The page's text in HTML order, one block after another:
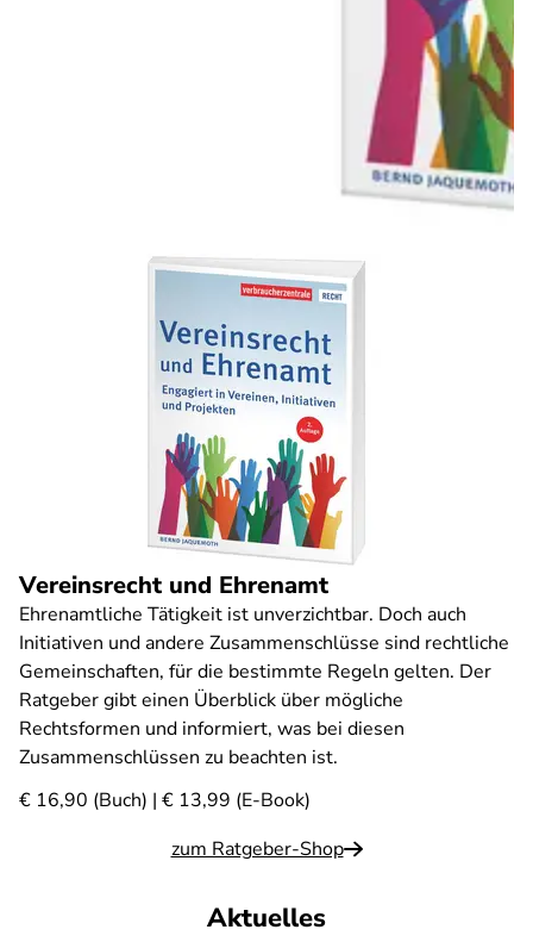
Vereinsrecht und Ehrenamt
Ehrenamtliche Tätigkeit ist unverzichtbar. Doch auch
Initiativen und andere Zusammenschlüsse sind rechtliche
Gemeinschaften, für die bestimmte Regeln gelten. Der
Ratgeber gibt einen Überblick über mögliche
Rechtsformen und informiert, was bei diesen
Zusammenschlüssen zu beachten ist.
€ 16,90 (Buch) | € 13,99 (E-Book)
zum Ratgeber-Shop
Aktuelles